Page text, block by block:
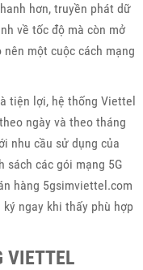
hơn, truyền phát dữ
về tốc độ mà còn mở
một cuộc cách mạng
tiện lợi, hệ thống Viettel
ngày và theo tháng
nhu cầu sử dụng của
sách các gói mạng 5G
hàng 5gsimviettel.com
ngay khi thấy phù hợp
VIETTEL